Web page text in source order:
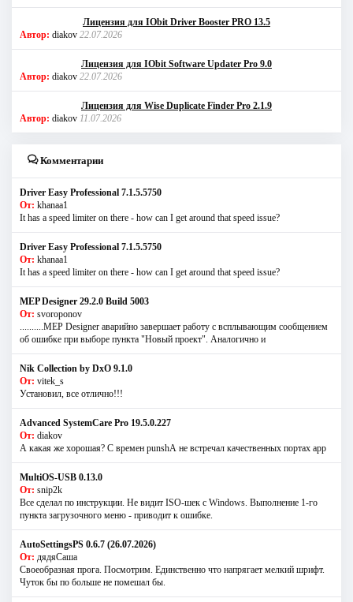
Лицензия для IObit Driver Booster PRO 13.5
Автор: diakov 22.07.2026
Лицензия для IObit Software Updater Pro 9.0
Автор: diakov 22.07.2026
Лицензия для Wise Duplicate Finder Pro 2.1.9
Автор: diakov 11.07.2026
Комментарии
Driver Easy Professional 7.1.5.5750
От: khanaa1
It has a speed limiter on there - how can I get around that speed issue?
Driver Easy Professional 7.1.5.5750
От: khanaa1
It has a speed limiter on there - how can I get around that speed issue?
MEP Designer 29.2.0 Build 5003
От: svoroponov
..........MEP Designer аварийно завершает работу с всплывающим сообщением
об ошибке при выборе пункта "Новый проект". Аналогично и
Nik Collection by DxO 9.1.0
От: vitek_s
Установил, все отлично!!!
Advanced SystemCare Pro 19.5.0.227
От: diakov
А какая же хорошая? С времен punshА не встречал качественных портах app
MultiOS-USB 0.13.0
От: snip2k
Все сделал по инструкции. Не видит ISO-шек с Windows. Выполнение 1-го
пункта загрузочного меню - приводит к ошибке.
AutoSettingsPS 0.6.7 (26.07.2026)
От: дядяСаша
Своеобразная прога. Посмотрим. Единственно что напрягает мелкий шрифт.
Чуток бы по больше не помешал бы.